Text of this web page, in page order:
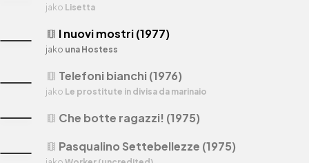
theaters Che botte ragazzi! (1975)
theaters Pasqualino Settebellezze (1975)
jako Lisetta
theaters Telefoni bianchi (1976)
jako Le prostitute in divisa da marinaio
theaters I nuovi mostri (1977)
jako una Hostess